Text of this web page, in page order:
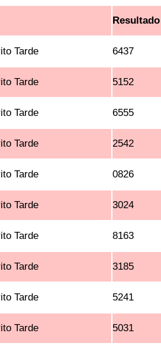
Resultado
Tarde 6437
Tarde 5152
Tarde 6555
Tarde 2542
Tarde 0826
Tarde 3024
Tarde 8163
Tarde 3185
Tarde 5241
Tarde 5031